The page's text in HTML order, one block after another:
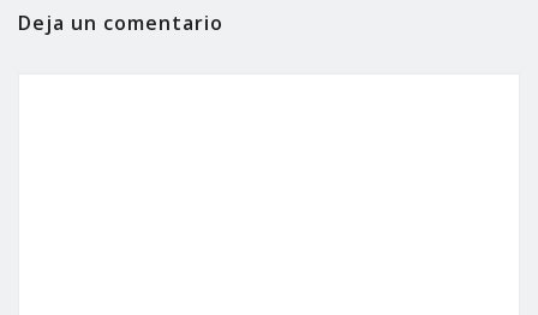
Deja un comentario